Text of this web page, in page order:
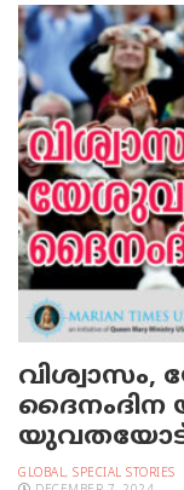
ദൈനംദിന
GLOBAL, SPECIAL STORIES